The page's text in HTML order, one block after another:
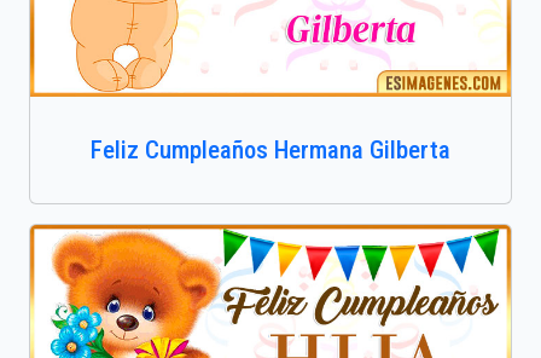
Feliz Cumpleaños Hermana Gilberta